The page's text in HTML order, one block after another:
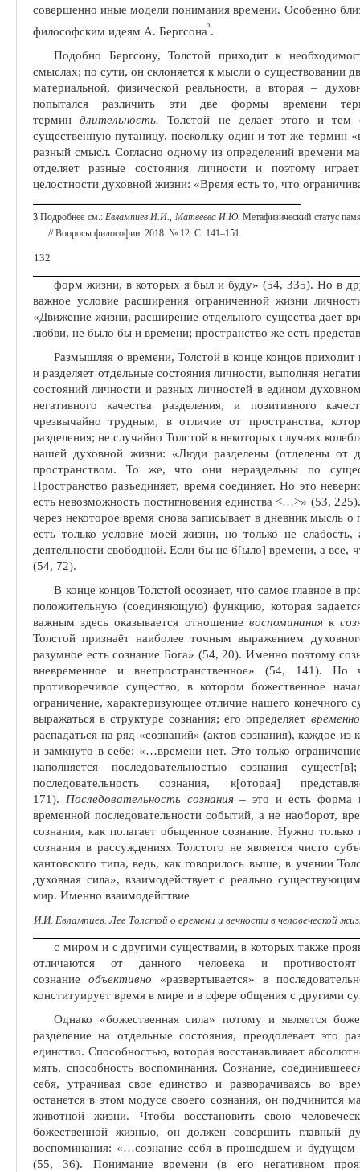
совершенно иные модели понимания времени. Особенно
философским идеям А. Бергсона3.
Подобно Бергсону, Толстой приходит к
смыслах; по сути, он склоняется к мысли о существо­вании
материальной, физиче­ской реальности, а вторая –
попытался различить эти две формы времени
терминдлительность.Толстой не делает этого и тем
существенную путаницу, поскольку один и тот же термин
раз­ный смысл. Согласно одному из определений времени
отделяет разные состояния личности и по­этому
целостности духовной жизни: «Время есть то, что
3 Подробнее см.:Евлампиев И.И., Матвеева И.Ю. Метафизический статус
// Вопросы философии. 2018. № 12. С. 141‒151.
132
форм жизни, в которых я был и буду» (54, 335). Но в
важное условие расширения ограниченной жиз­ни
«Движение жизни, расширение отдельного существа дает
любви, не было бы и времени; пространство же есть
Размышляя о времени, Толстой в конце концов
и разделяет отдельные состояния личности, выполняя
состояний личности и разных личностей в едином
негативного качества разделения, и позитивного
чрезвычайно трудным, в отличие от пространства,
разделения; не случайно Толстой в некоторых случаях
нашей духовной жизни: «Люди разделены (отделены от
пространством. То же, что они нераз­дельны по
Пространство разъ­единяет, время соединяет. Но это
есть невозможность постигновения единства <…>» (53,
через некоторое время снова за­писывает в дневник мысль
есть только условие моей жизни, но только не
деятельности свободной. Если бы не б[ыло] времени, а все,
(54, 72).
В конце концов Толстой осознает, что самое главное в
положительную (соединяющую) функцию, которая
важным здесь оказывается отношение воспоминанияк
Толстой признаёт наиболее точным выражением
разумное есть сознание Бога» (54, 20). Именно поэтому
вневременное и внепространственное» (54, 141).
противоречивое существо, в котором божественное
ограничение, характеризующее от­личие нашего конечного
выра­жаться в структуре сознания; его определяет
распадаться на ряд «сознаний» (актов сознания), каждое
и замкнуто в себе: «…времени нет. Это только
наполняется последовательностью сознания
последовательность сознания, к[оторая]
171). Последовательность сознания– это и есть форма
временной после­довательности событий, а не наоборот,
сознания, как полагает обыденное сознание. Нужно
сознания в рассуждениях Толстого не является чисто
кантов­ского типа, ведь, как говорилось выше, в учении
духовная сила», взаимодействует с реально
мир. Именно взаимодействие
И.И. Евлампиев. Лев Толстой о времени и вечности в человеческой
с миром и с другими существами, в которых также
отличаются от данного человека и
сознаниеобъективно «развертывается» в
конституирует время в мире и в сфере общения с другими
Однако «божественная сила» потому и является
разделение на отдельные состояния, преодолевает это
единство. Способностью, кото­рая восстанавливает
мять, способность воспоминания. Сознание,
себя, утрачивая свое единство и разворачиваясь во
останется в этом модусе своего сознания, он подчинится
животной жизни. Чтобы восстановить свою
божественной жизнью, он должен совершить главный
воспоминания: «…сознание себя в прошедшем и будущем
(55, 36). Понимание времени (в его негативном